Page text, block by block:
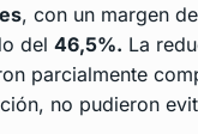
, con un margen
del 46,5%. La
parcialmente
no pudieron